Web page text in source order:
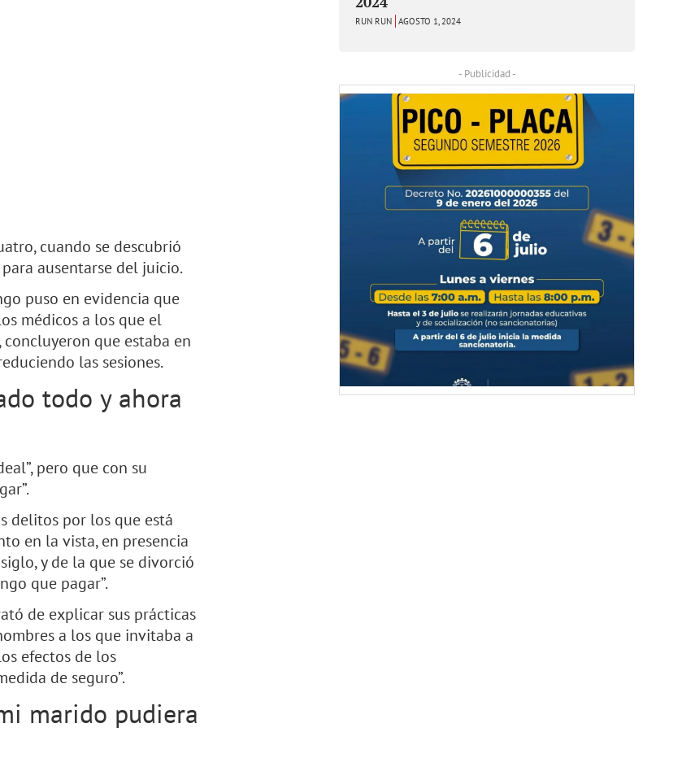
cuando se descubrió
ausentarse del juicio.
puso en evidencia que
médicos a los que el
que estaba en
las sesiones.
todo y ahora
pero que con su
delitos por los que está
en la vista, en presencia
y de la que se divorció
que pagar”.
de explicar sus prácticas
a los que invitaba a
efectos de los
de seguro”.
marido pudiera
RUN RUN AGOSTO 1, 2024
- Publicidad -